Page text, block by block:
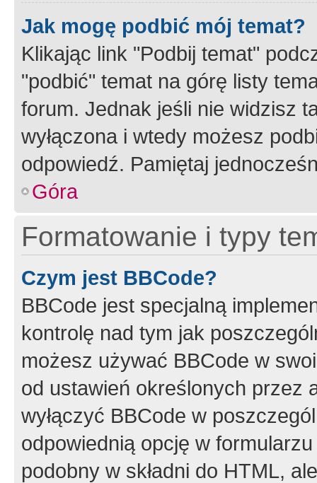
Jak mogę podbić mój temat?
Klikając link "Podbij temat"
"podbić" temat na górę listy
forum. Jednak jeśli nie widzisz
wyłączona i wtedy możesz
odpowiedź. Pamiętaj
Góra
Formatowanie i typy
Czym jest BBCode?
BBCode jest specjalną
kontrolę nad tym jak
możesz używać BBCode w
od ustawień określonych przez
wyłączyć BBCode w
odpowiednią opcję w
podobny w składni do HTML,